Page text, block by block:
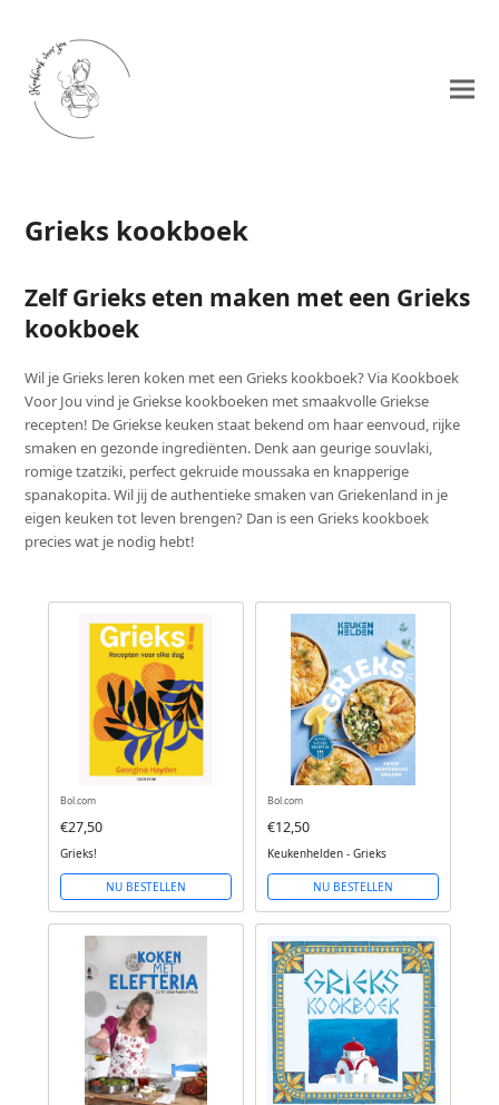
Grieks kookboek
Zelf Grieks eten maken met een Grieks
kookboek
Wil je Grieks leren koken met een Grieks kookboek? Via Kookboek
Voor Jou vind je Griekse kookboeken met smaakvolle Griekse
recepten! De Griekse keuken staat bekend om haar eenvoud, rijke
smaken en gezonde ingrediënten. Denk aan geurige souvlaki,
romige tzatziki, perfect gekruide moussaka en knapperige
spanakopita. Wil jij de authentieke smaken van Griekenland in je
eigen keuken tot leven brengen? Dan is een Grieks kookboek
precies wat je nodig hebt!
Bol.com
€27,50
Grieks!
NU BESTELLEN
Bol.com
€12,50
Keukenhelden - Grieks
NU BESTELLEN